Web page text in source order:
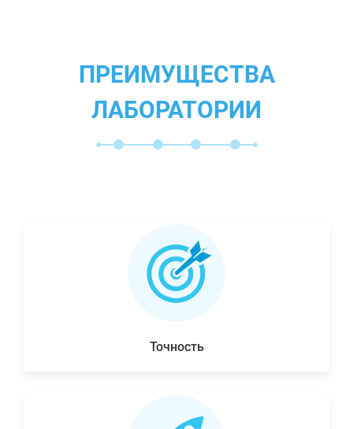
ПРЕИМУЩЕСТВА
ЛАБОРАТОРИИ
Точность